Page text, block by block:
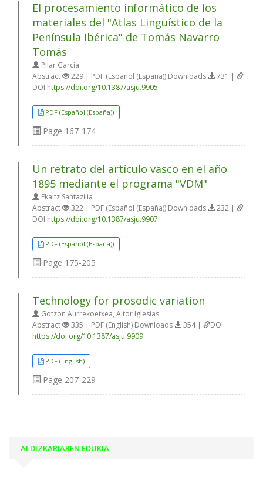
El procesamiento informático de los
materiales del "Atlas Lingüístico de la
Península Ibérica" de Tomás Navarro
Tomás
Pilar García
Abstract
229 | PDF (Español (España)) Downloads
731 |
DOI https://doi.org/10.1387/asju.9905
PDF (Español (España))
Page 167-174
Un retrato del artículo vasco en el año
1895 mediante el programa "VDM"
Ekaitz Santazilia
Abstract
322 | PDF (Español (España)) Downloads
232 |
DOI https://doi.org/10.1387/asju.9907
PDF (Español (España))
Page 175-205
Technology for prosodic variation
Gotzon Aurrekoetxea, Aitor Iglesias
Abstract
335 | PDF (English) Downloads 354 |
DOI
https://doi.org/10.1387/asju.9909
PDF (English)
Page 207-229
ALDIZKARIAREN EDUKIA